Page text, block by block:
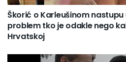
Škorić o Karleušinom nastupu
problem tko je odakle nego
Hrvatskoj